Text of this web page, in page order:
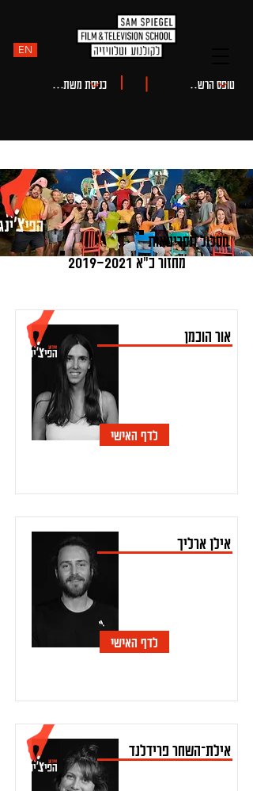
EN
מחזור כ"א2019-2021
מסלול תסריטאות
אור הוכמן
לדף האישי
אילן ארליך
לדף האישי
אילת־השחר פרידלנד